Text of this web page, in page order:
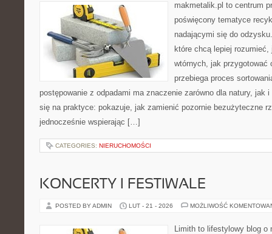
makmetalik.pl to centrum
poświęcony tematyce
nadającymi się do
które chcą lepiej rozumieć,
wtórnych, jak przygotować
przebiega proces
postępowanie z odpadami ma znaczenie zarówno dla natury, jak
się na praktyce: pokazuje, jak zamienić pozornie bezużyteczne
jednocześnie wspierając […]
CATEGORIES: NIERUCHOMOŚCI
KONCERTY I FESTIWALE
POSTED BY ADMIN LUT - 21 - 2026 MOŻLIWOŚĆ
Limith to lifestylowy blog o